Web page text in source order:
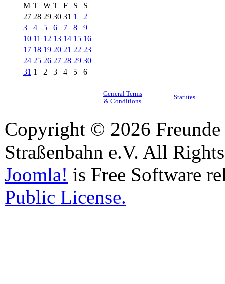
M T W T F S
S
27 28 29 30 31 1
2
3
4 5 6 7 8
9
10 11 12 13 14 15 16
17 18 19 20 21 22 23
24 25 26 27 28 29 30
31 1 2 3 4 5 6
General Terms
& Conditions
Statutes
Copyright © 2026
Straßenbahn e.V. All
Joomla! is Free Software
Public License.